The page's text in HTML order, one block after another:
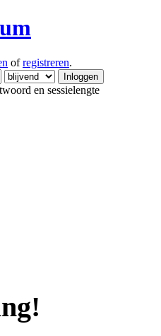
ofregistreren.
en sessielengte